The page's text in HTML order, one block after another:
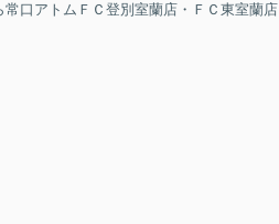
口アトムＦＣ登別室蘭店・ＦＣ東室蘭店